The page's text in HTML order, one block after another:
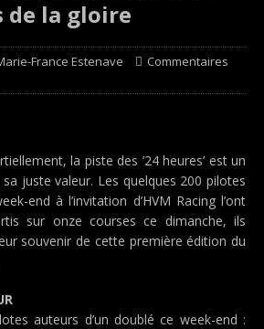
de la gloire
France Estenave
Commentaires
la piste des ’24 heures’ est un
juste valeur. Les quelques 200 pilotes
end à l’invitation d’HVM Racing l’ont
sur onze courses ce dimanche, ils
souvenir de cette première édition du
auteurs d’un doublé ce week-end :